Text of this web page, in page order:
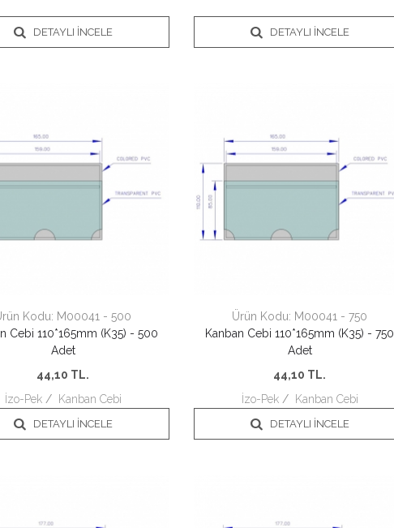
DETAYLI İNCELE DETAYLI İNCELE
Kodu: M00041 - 500
Cebi 110*165mm (K35) - 500
Adet
44,10 TL.
İzo-Pek/ Kanban Cebi
DETAYLI İNCELE
Ürün Kodu: M00041 - 750
Kanban Cebi 110*165mm (K35) - 750
Adet
44,10 TL.
İzo-Pek/ Kanban Cebi
DETAYLI İNCELE